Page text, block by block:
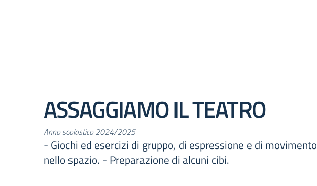
ASSAGGIAMO IL TEATRO
Anno scolastico 2024/2025
- Giochi ed esercizi di gruppo, di espressione e di movimento
nello spazio. - Preparazione di alcuni cibi.